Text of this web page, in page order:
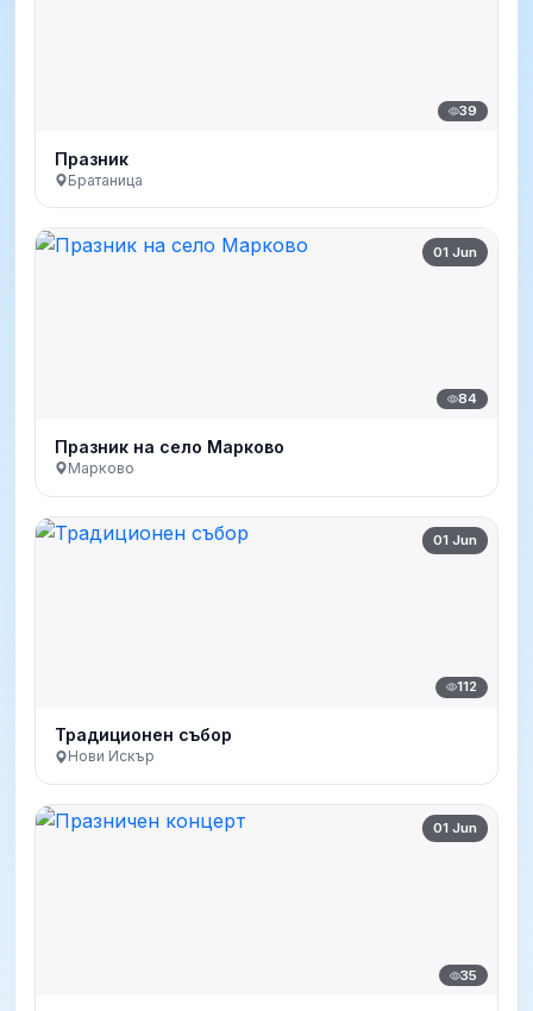
39
Празник
Братаница
01 Jun
84
Празник на село Марково
Марково
01 Jun
112
Традиционен събор
Нови Искър
01 Jun
35